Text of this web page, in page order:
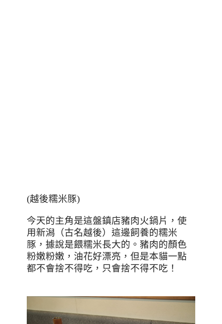
(越後糯米豚)
今天的主角是這盤鎮店豬肉火鍋片，使
用新潟（古名越後）這邊飼養的糯米
豚，據說是餵糯米長大的。豬肉的顏色
粉嫩粉嫩，油花好漂亮，但是本貓一點
都不會捨不得吃，只會捨不得不吃！